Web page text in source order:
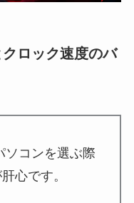
ロック速度のバ
ソコンを選ぶ際
心です。